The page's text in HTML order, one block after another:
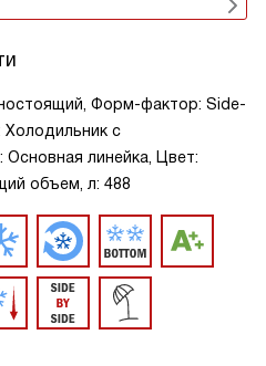
Форм-фактор: Side-
Холодильник с
линейка, Цвет:
объем, л: 488